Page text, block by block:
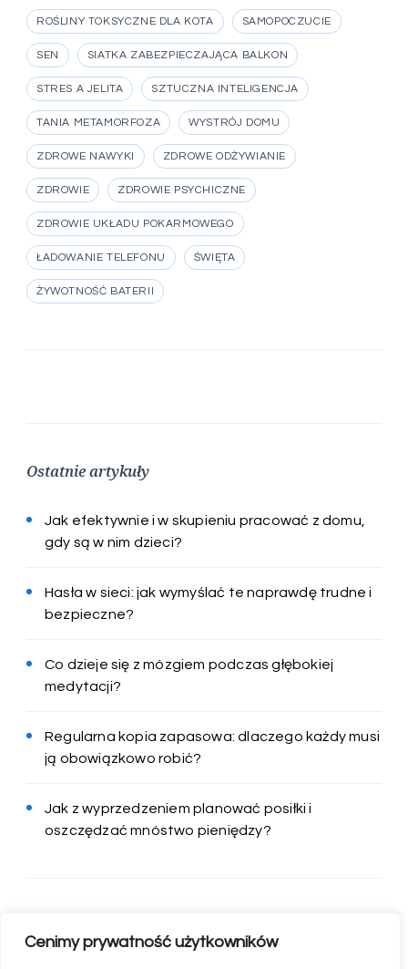
Cenimy prywatność użytkowników
ROŚLINY TOKSYCZNE DLA KOTA SAMOPOCZUCIE
SEN SIATKA ZABEZPIECZAJĄCA BALKON
STRES A JELITA SZTUCZNA INTELIGENCJA
TANIA METAMORFOZA WYSTRÓJ DOMU
ZDROWE NAWYKI ZDROWE ODŻYWIANIE
ZDROWIE ZDROWIE PSYCHICZNE
ZDROWIE UKŁADU POKARMOWEGO
ŁADOWANIE TELEFONU ŚWIĘTA
ŻYWOTNOŚĆ BATERII
Ostatnie artykuły
Jak efektywnie i w skupieniu pracować z domu,
gdy są w nim dzieci?
Hasła w sieci: jak wymyślać te naprawdę trudne i
bezpieczne?
Co dzieje się z mózgiem podczas głębokiej
medytacji?
Regularna kopia zapasowa: dlaczego każdy musi
ją obowiązkowo robić?
Jak z wyprzedzeniem planować posiłki i
oszczędzać mnóstwo pieniędzy?